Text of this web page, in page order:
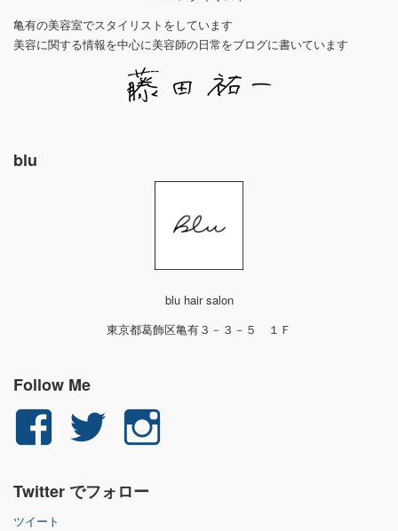
亀有の美容室でスタイリストをしています
美容に関する情報を中心に美容師の日常をブログに書いています
blu
blu hair salon
東京都葛飾区亀有３－３－５ １Ｆ
Follow Me
yuichi.fujita.351
ん
yu_1_fjt
ん
Twitter でフォロー
ツイート